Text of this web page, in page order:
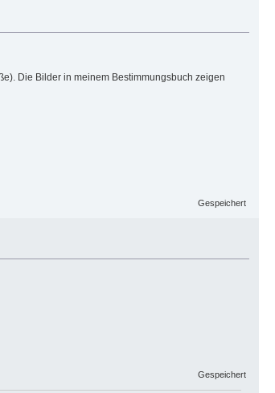
Die Bilder in meinem Bestimmungsbuch zeigen
Gespeichert
Gespeichert